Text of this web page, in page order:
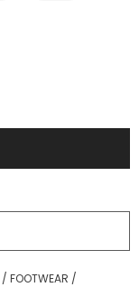
/ FOOTWEAR /